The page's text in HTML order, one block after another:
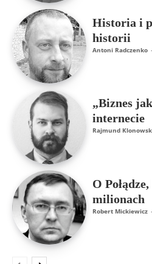
Historia i
historii
Antoni Radczenko -
„Biznes
internecie
Rajmund
O
milionach
Robert Mickiewicz -